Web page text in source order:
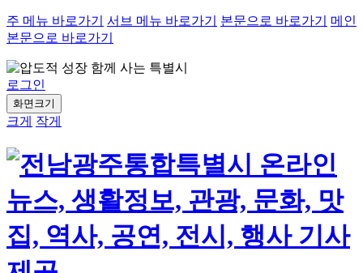
주 메뉴 바로가기 서브 메뉴 바로가기 본문으로 바로가기
메인
본문으로 바로가기
로그인
화면크기
크게 작게